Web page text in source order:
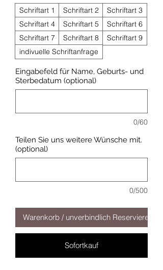
Schriftart 1
Schriftart 2
Schriftart 3
Schriftart 4
Schriftart 5
Schriftart 6
Schriftart 7
Schriftart 8
Schriftart 9
indivuelle Schriftanfrage
Eingabefeld für Name, Geburts- und
Sterbedatum (optional)
0/60
Teilen Sie uns weitere Wünsche mit.
(optional)
0/500
Warenkorb / unverbindlich Reservieren
Sofortkauf